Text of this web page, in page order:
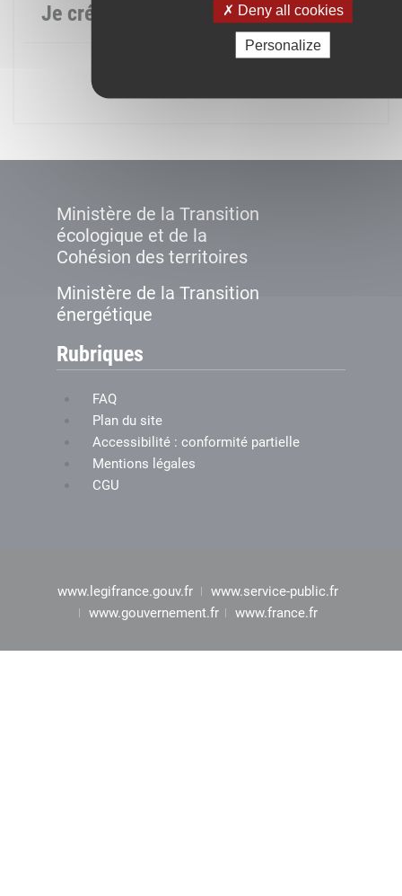
Deny all cookies
Personalize
Je crée mon compte
Ministère de la Transition
écologique et de la
Cohésion des territoires
Ministère de la Transition
énergétique
Rubriques
FAQ
Plan du site
Accessibilité : conformité partielle
Mentions légales
CGU
www.legifrance.gouv.fr
www.service-public.fr
www.gouvernement.fr
www.france.fr